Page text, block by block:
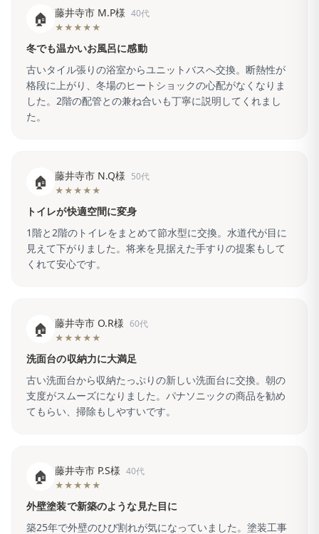
🏠 藤井寺市 M.P様 40代
★★★★★
冬でも温かいお風呂に感動
古いタイル張りの浴室からユニットバスへ交換。断熱性が
格段に上がり、冬場のヒートショックの心配がなくなりま
した。2階の配管との兼ね合いも丁寧に説明してくれまし
た。
🏠 藤井寺市 N.Q様 50代
★★★★★
トイレが快適空間に変身
1階と2階のトイレをまとめて節水型に交換。水道代が目に
見えて下がりました。将来を見据えた手すりの提案もして
くれて安心です。
🏠 藤井寺市 O.R様 60代
★★★★★
洗面台の収納力に大満足
古い洗面台から収納たっぷりの新しい洗面台に交換。朝の
支度がスムーズになりました。パナソニックの商品を勧め
てもらい、掃除もしやすいです。
🏠 藤井寺市 P.S様 40代
★★★★★
外壁塗装で新築のような見た目に
築25年で外壁のひび割れが気になっていました。塗装工事